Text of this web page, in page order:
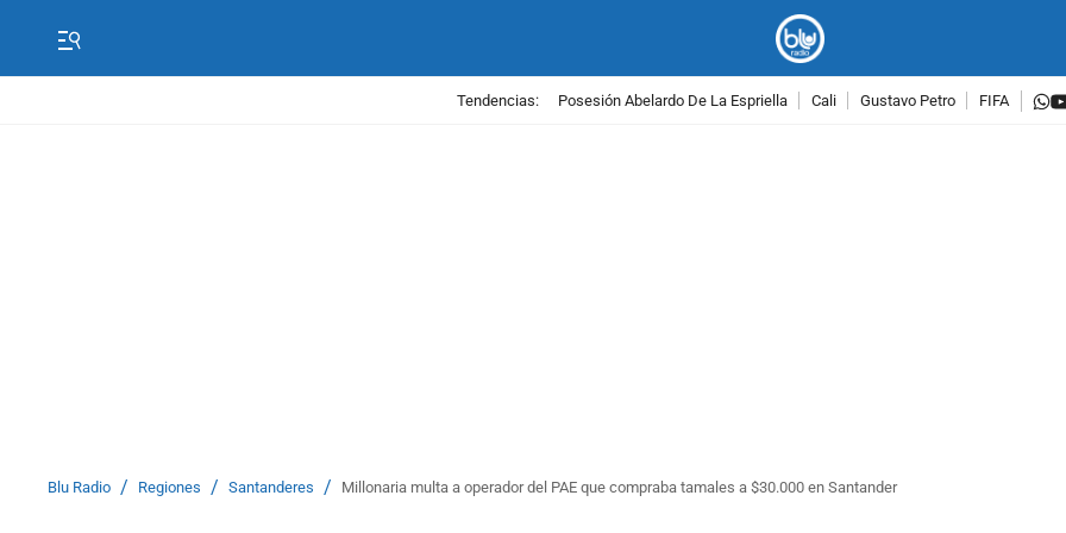
Tendencias: Posesión Abelardo De La Espriella Cali Gustavo Petro FIFA
Blu Radio / Regiones / Santanderes / Millonaria multa a operador del PAE que compraba tamales a $30.000 en Santander